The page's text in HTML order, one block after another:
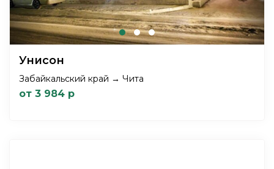
Унисон
Забайкальский край → Чита
от 3 984 р